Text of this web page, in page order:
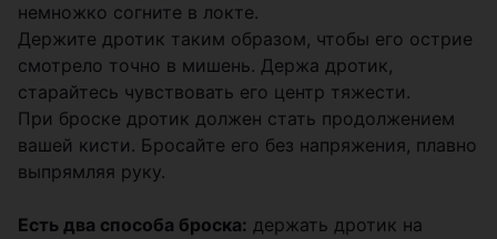
немножко согните в локте.
Держите дротик таким образом, чтобы его острие
смотрело точно в мишень. Держа дротик,
старайтесь чувствовать его центр тяжести.
При броске дротик должен стать продолжением
вашей кисти. Бросайте его без напряжения, плавно
выпрямляя руку.
Есть два способа броска: держать дротик на